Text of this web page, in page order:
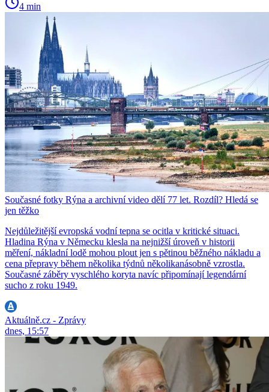
4 min
Současné fotky Rýna a archivní video dělí 77 let. Rozdíl? Hledá se
jen těžko
Nejdůležitější evropská vodní tepna se ocitla v kritické situaci.
Hladina Rýna v Německu klesla na nejnižší úroveň v historii
měření, nákladní lodě mohou plout jen s pětinou běžného nákladu a
cena přepravy během několika týdnů několikanásobně vzrostla.
Současné záběry vyschlého koryta navíc připomínají legendární
sucho z roku 1949.
Aktuálně.cz - Zprávy
dnes, 15:57